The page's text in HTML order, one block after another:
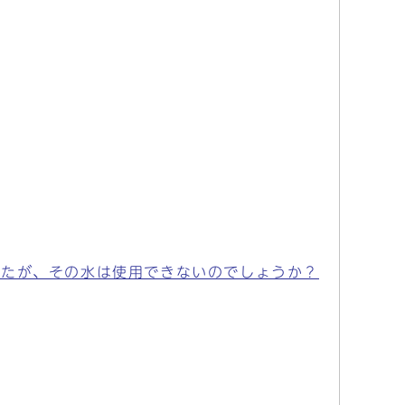
が、その水は使用できないのでしょうか？